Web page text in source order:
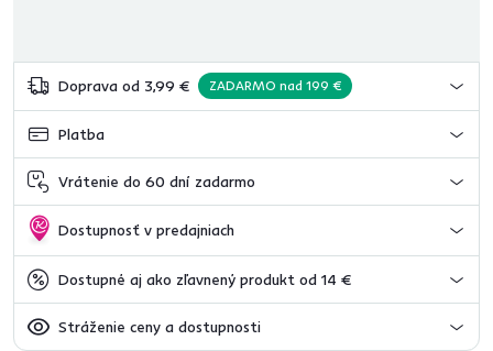
Doprava od 3,99 € ZADARMO nad 199 €
Platba
Vrátenie do 60 dní zadarmo
Dostupnosť v predajniach
Dostupné aj ako zľavnený produkt od 14 €
Stráženie ceny a dostupnosti